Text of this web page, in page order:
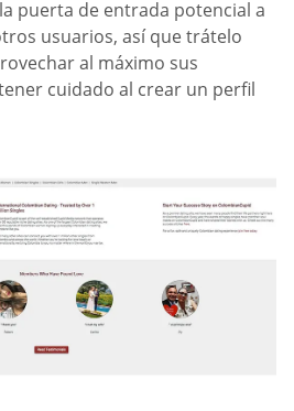
puerta de entrada potencial a
usuarios, así que trátelo
al máximo sus
cuidado al crear un perfil